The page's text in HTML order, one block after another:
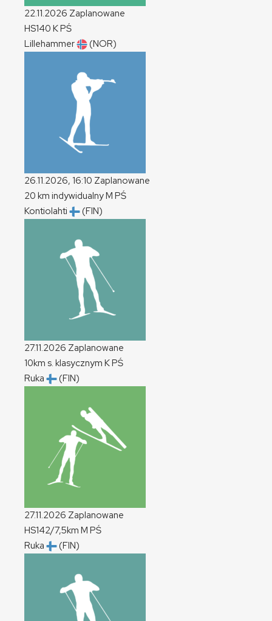
22.11.2026 Zaplanowane
HS140 KPŚ
Lillehammer
(NOR)
26.11.2026, 16:10 Zaplanowane
20 km indywidualnyM PŚ
Kontiolahti
(FIN)
27.11.2026 Zaplanowane
10km s. klasycznym KPŚ
Ruka
(FIN)
27.11.2026 Zaplanowane
HS142/7,5km M PŚ
Ruka
(FIN)